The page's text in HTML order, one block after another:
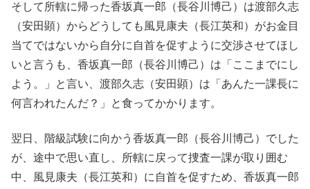
そして所轄に帰った香坂真一郎（長谷川博己）は渡部久志
（安田顕）からどうしても風見康夫（長江英和）がお金目
当てではないから自分に自首を促すように交渉させてほし
いと言うも、香坂真一郎（長谷川博己）は「ここまでにし
よう。」と言い、渡部久志（安田顕）は「あんた一課長に
何言われたんだ？」と食ってかかります。
翌日、階級試験に向かう香坂真一郎（長谷川博己）でした
が、途中で思い直し、所轄に戻って捜査一課が取り囲む
中、風見康夫（長江英和）に自首を促すため、香坂真一郎